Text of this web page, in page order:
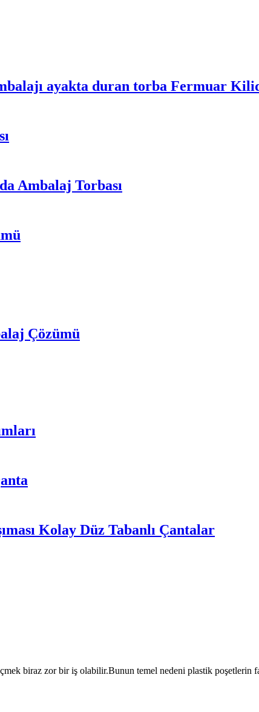
ayakta duran torba Fermuar
Ambalaj Torbası
Çözümü
Kolay Düz Tabanlı Çantalar
biraz zor bir iş olabilir.Bunun temel nedeni plastik poşetlerin